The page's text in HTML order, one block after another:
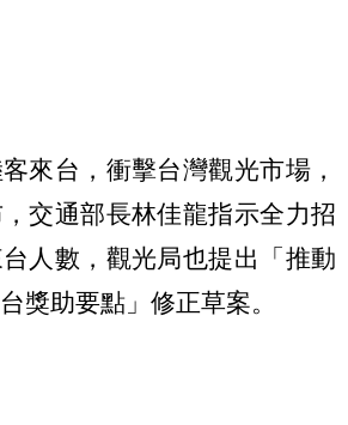
來台，衝擊台灣觀光市場，
交通部長林佳龍指示全力招
人數，觀光局也提出「推動
獎助要點」修正草案。